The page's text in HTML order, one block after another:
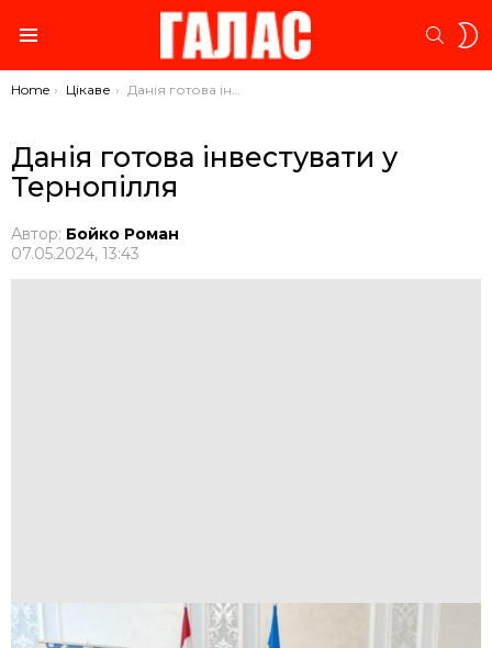
You are here:
Home Цікаве Данія готова інвестувати у Тернопілля
Данія готова інвестувати у
Тернопілля
Автор: Бойко Роман
07.05.2024, 13:43